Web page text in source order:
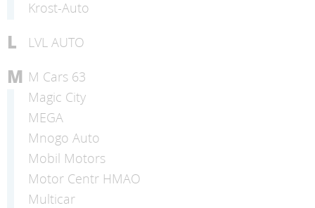
Krost-Auto
L LVL AUTO
M M Cars 63
Magic City
MEGA
Mnogo Auto
Mobil Motors
Motor Centr HMAO
Multicar